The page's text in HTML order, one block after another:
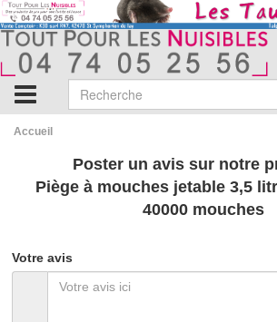
Accueil
Poster un avis sur notre
Piège à mouches jetable 3,5
40000 mouches
Votre avis